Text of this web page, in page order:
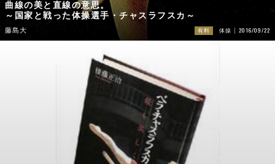
曲線の美と直線の意思。
～国家と戦った体操選手・チャスラフスカ～
藤島大 有料 体操 2016/09/22